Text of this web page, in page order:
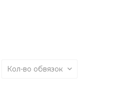
Кол-во обвязок